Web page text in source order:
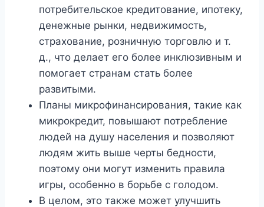
потребительское кредитование, ипотеку,
денежные рынки, недвижимость,
страхование, розничную торговлю и т.
д., что делает его более инклюзивным и
помогает странам стать более
развитыми.
Планы микрофинансирования, такие как
микрокредит, повышают потребление
людей на душу населения и позволяют
людям жить выше черты бедности,
поэтому они могут изменить правила
игры, особенно в борьбе с голодом.
В целом, это также может улучшить